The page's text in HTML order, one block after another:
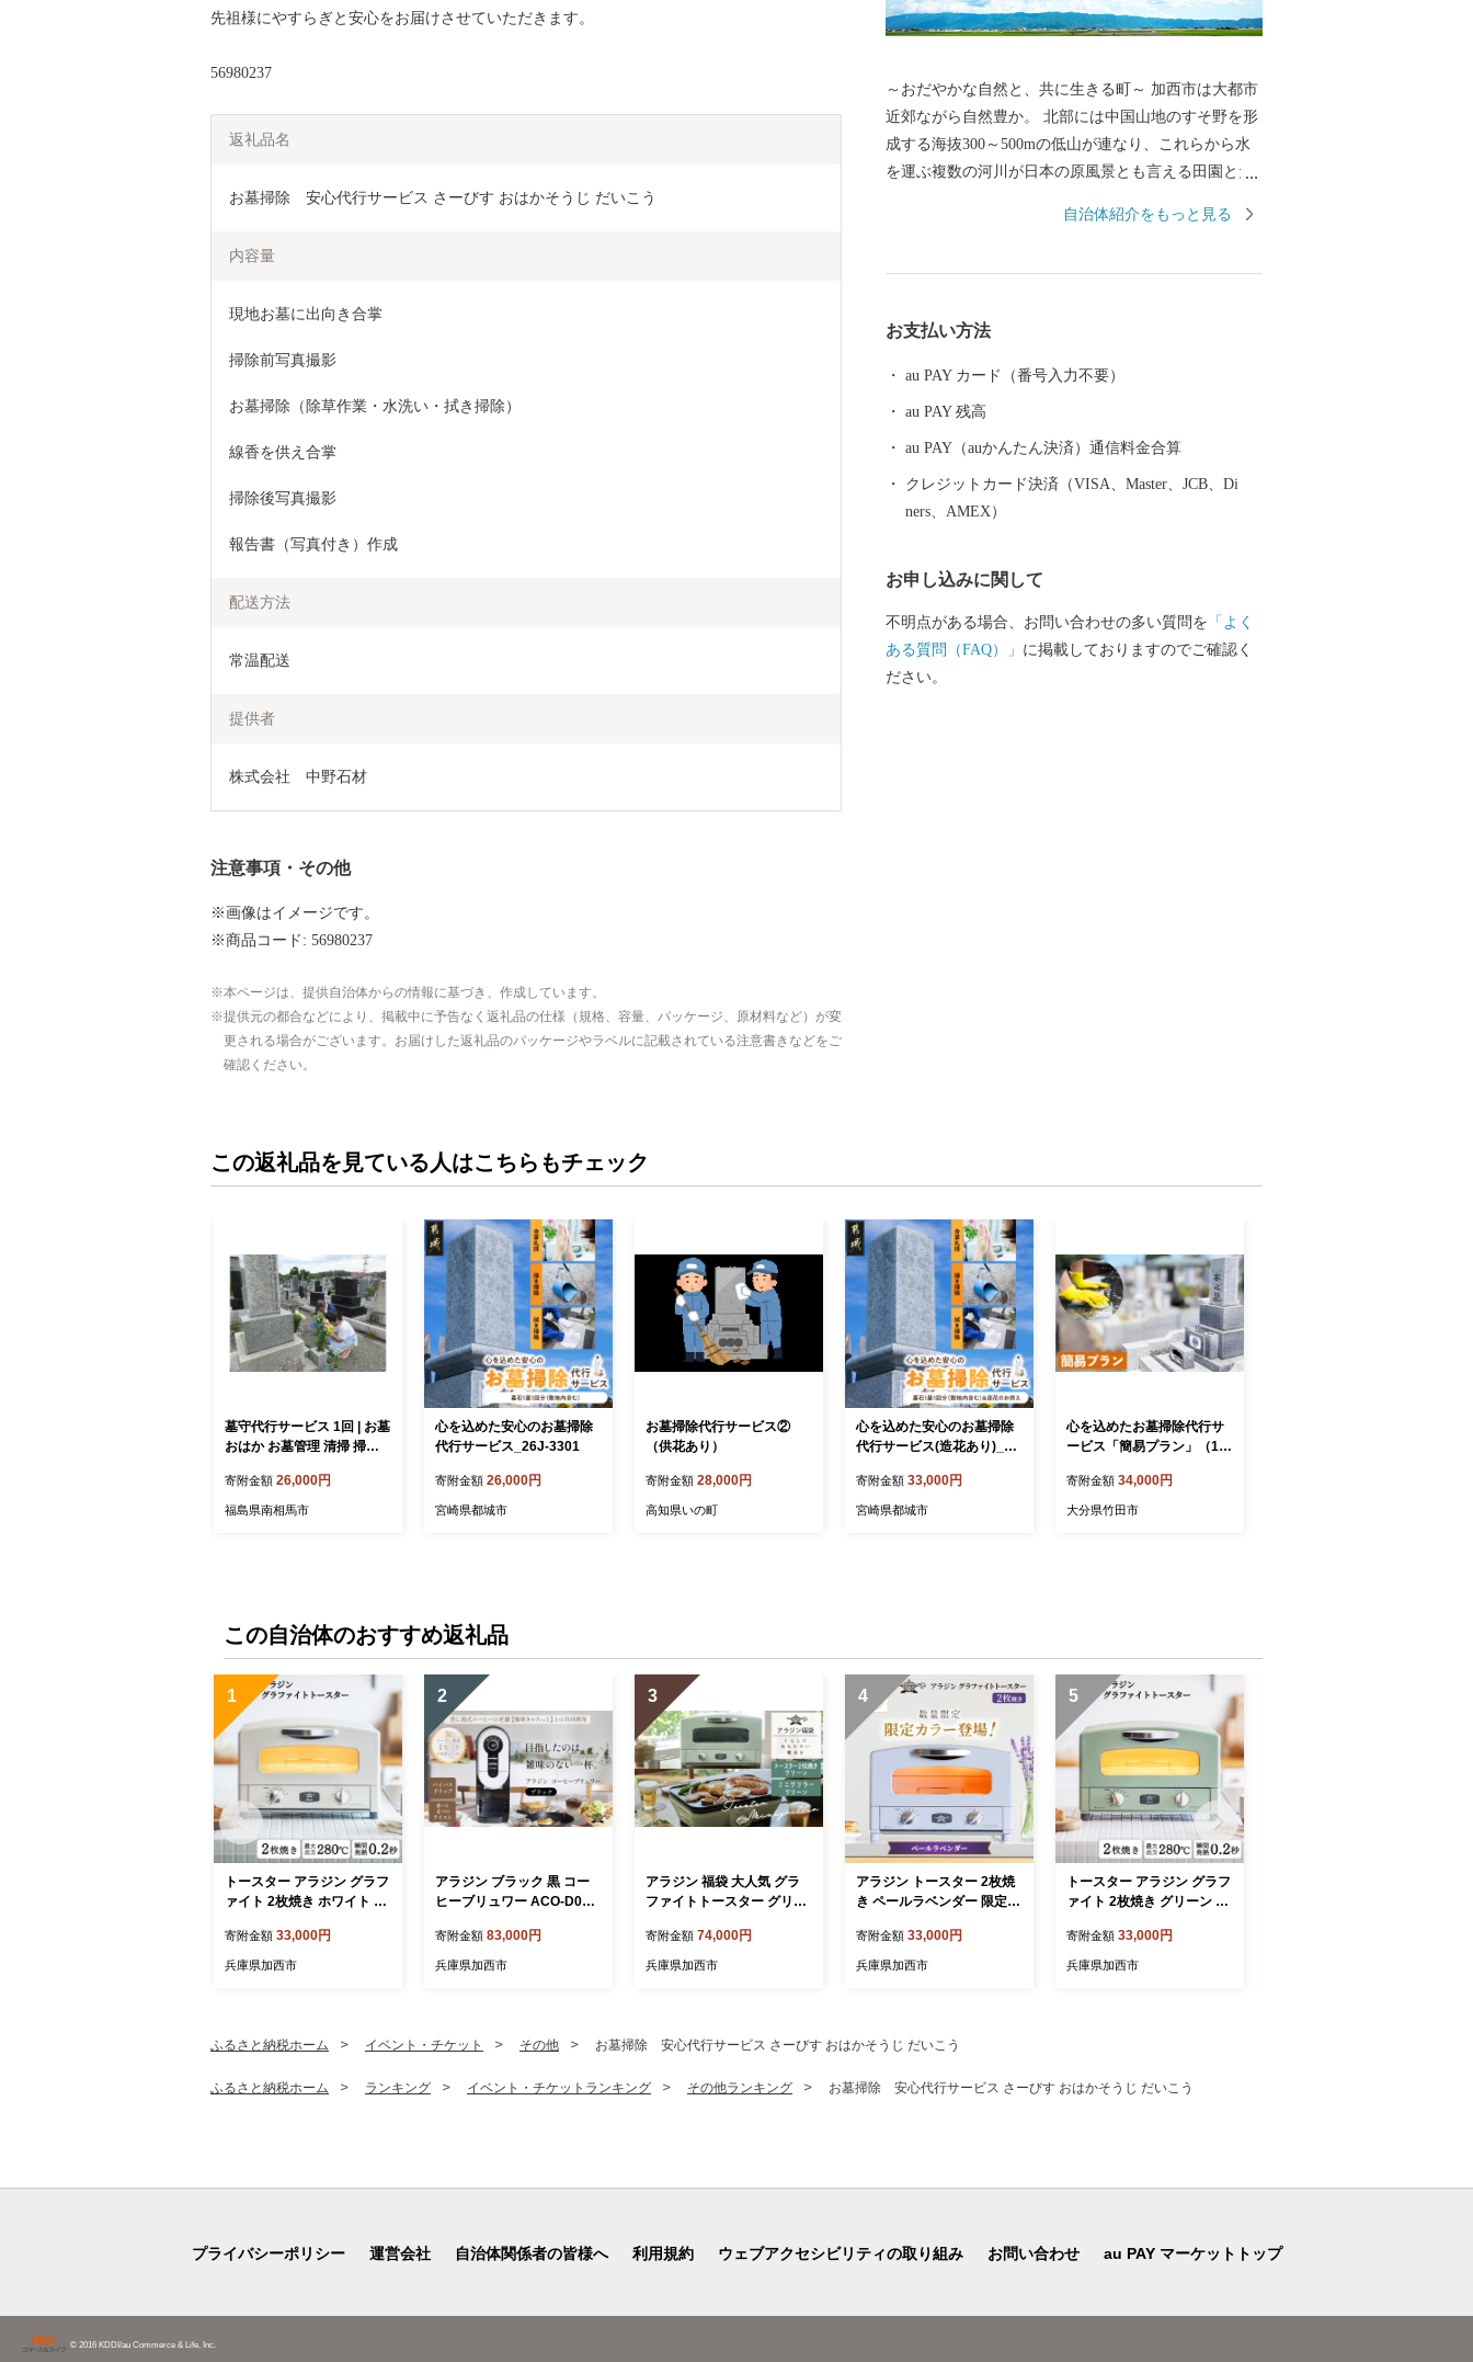
先祖様にやすらぎと安心をお届けさせていただきます。
56980237
返礼品名
お墓掃除　安心代行サービス さーびす おはかそうじ だいこう
内容量
現地お墓に出向き合掌
掃除前写真撮影
お墓掃除（除草作業・水洗い・拭き掃除）
線香を供え合掌
掃除後写真撮影
報告書（写真付き）作成
配送方法
常温配送
提供者
株式会社　中野石材
注意事項・その他
※画像はイメージです。
※商品コード: 56980237
本ページは、提供自治体からの情報に基づき、作成しています。
提供元の都合などにより、掲載中に予告なく返礼品の仕様（規格、容量、パッケージ、原材料など）が変
更される場合がございます。お届けした返礼品のパッケージやラベルに記載されている注意書きなどをご
確認ください。
～おだやかな自然と、共に生きる町～ 加西市は大都市
近郊ながら自然豊か。 北部には中国山地のすそ野を形
成する海抜300～500mの低山が連なり、これらから水
を運ぶ複数の河川が日本の原風景とも言える田園とた
で市内を移動するとその豊かな風景を目にすることが
きます。
自治体紹介をもっと見る
お支払い方法
au PAY カード（番号入力不要）
au PAY 残高
au PAY（auかんたん決済）通信料金合算
クレジットカード決済（VISA、Master、JCB、Di
ners、AMEX）
お申し込みに関して
不明点がある場合、お問い合わせの多い質問を 「よく
ある質問（FAQ）」 に掲載しておりますのでご確認く
ださい。
この返礼品を見ている人はこちらもチェック
墓守代行サービス 1回 | お墓
おはか お墓管理 清掃 掃除
行サービス 代行 サービス
福島 南相馬 ax001-aa
寄附金額 26,000円
福島県南相馬市
心を込めた安心のお墓掃除
代行サービス_26J-3301
寄附金額 26,000円
宮崎県都城市
お墓掃除代行サービス②
（供花あり）
寄附金額 28,000円
高知県いの町
心を込めた安心のお墓掃除
代行サービス(造花あり)_33
寄附金額 33,000円
宮崎県都城市
心を込めたお墓掃除代行サ
ービス「簡易プラン」（1回
寄附金額 34,000円
大分県竹田市
この自治体のおすすめ返礼品
1
トースター アラジン グラフ
ァイト 2枚焼き ホワイト A
れ インテリア キッチン 家
電 兵庫 加西市 お掃除 お手
寄附金額 33,000円
兵庫県加西市
2
アラジン ブラック 黒 コー
ヒーブリュワー ACO-D01A
珈琲 コーヒー ドリップコー
ヒー 調理家電 キッチン家電
寄附金額 83,000円
兵庫県加西市
3
アラジン 福袋 大人気 グラ
ファイトトースター グリー
ラー AET-GS13C CAG-MG
7AG セット グラファイトト
電 電化製品 日用品
寄附金額 74,000円
兵庫県加西市
4
アラジン トースター 2枚焼
き ペールラベンダー 限定カ
おしゃれ インテリア キッチ
ン 家電 調理 朝食 パン 調理
寄附金額 33,000円
兵庫県加西市
5
トースター アラジン グラフ
ァイト 2枚焼き グリーン A
れ インテリア キッチン 家
電 兵庫 加西市 朝食 食パン
寄附金額 33,000円
兵庫県加西市
ふるさと納税ホーム イベント・チケット その他 お墓掃除 安心代行サービス さーびす おはかそうじ だいこう
ふるさと納税ホーム ランキング イベント・チケットランキング その他ランキング お墓掃除 安心代行サービス さーびす おはかそうじ だいこう
プライバシーポリシー 運営会社 自治体関係者の皆様へ 利用規約 ウェブアクセシビリティの取り組み お問い合わせ au PAY マーケットトップ
© 2016 KDDI/au Commerce & Life, Inc.